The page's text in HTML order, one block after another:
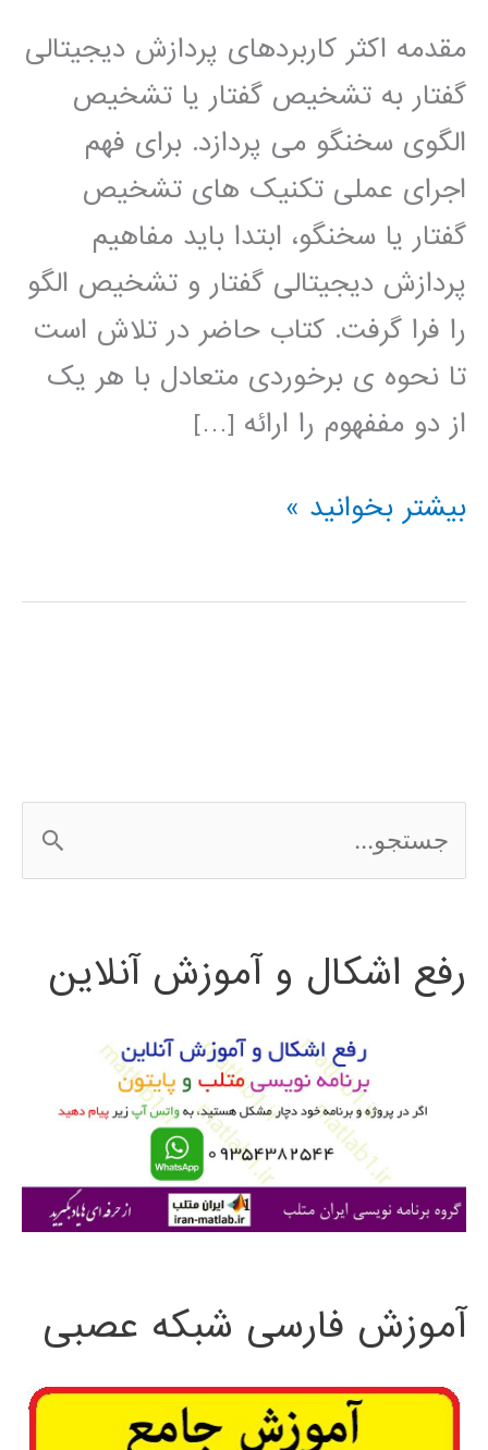
مقدمه اکثر کاربردهای پردازش دیجیتالی
گفتار به تشخیص گفتار یا تشخیص
الگوی سخنگو می پردازد. برای فهم
اجرای عملی تکنیک های تشخیص
گفتار یا سخنگو، ابتدا باید مفاهیم
پردازش دیجیتالی گفتار و تشخیص الگو
را فرا گرفت. کتاب حاضر در تلاش است
تا نحوه ی برخوردی متعادل با هر یک
از دو مففهوم را ارائه […]
پردازش
گفتار
بیشتر بخوانید »
س
ج
ی
رفع اشکال و آموزش آنلاین
آموزش فارسی شبکه عصبی